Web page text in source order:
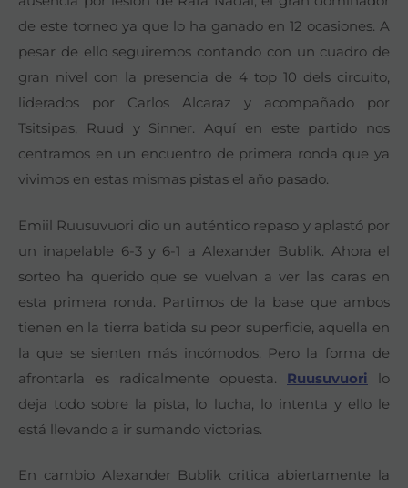
de este torneo ya que lo ha ganado en 12 ocasiones. A
pesar de ello seguiremos contando con un cuadro de
gran nivel con la presencia de 4 top 10 dels circuito,
liderados por Carlos Alcaraz y acompañado por
Tsitsipas, Ruud y Sinner. Aquí en este partido nos
centramos en un encuentro de primera ronda que ya
vivimos en estas mismas pistas el año pasado.
Emiil Ruusuvuori dio un auténtico repaso y aplastó por
un inapelable 6-3 y 6-1 a Alexander Bublik. Ahora el
sorteo ha querido que se vuelvan a ver las caras en
esta primera ronda. Partimos de la base que ambos
tienen en la tierra batida su peor superficie, aquella en
la que se sienten más incómodos. Pero la forma de
afrontarla es radicalmente opuesta. Ruusuvuori lo
deja todo sobre la pista, lo lucha, lo intenta y ello le
está llevando a ir sumando victorias.
En cambio Alexander Bublik critica abiertamente la